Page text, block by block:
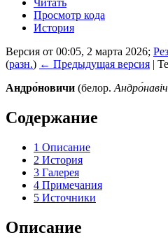
Читать
Просмотр кода
История
Версия от 00:05, 2 марта 2026;
(разн.) ← Предыдущая версия |
Андро́новичи (белор.
Содержание
1 Описание
2 История
3 Галерея
4 Примечания
5 Источники
Описание